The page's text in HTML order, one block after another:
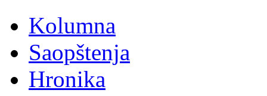
Kolumna
Saopštenja
Hronika